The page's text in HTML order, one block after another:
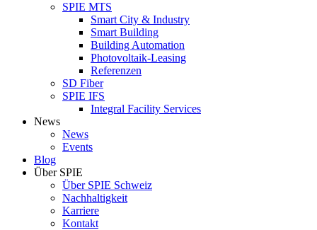
SPIE MTS
Smart City & Industry
Smart Building
Building Automation
Photovoltaik-Leasing
Referenzen
SD Fiber
SPIE IFS
Integral Facility Services
News
News
Events
Blog
Über SPIE
Über SPIE Schweiz
Nachhaltigkeit
Karriere
Kontakt